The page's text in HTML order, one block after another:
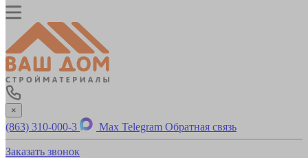
×
(863) 310-000-3 Max Telegram Обратная связь
Заказать звонок